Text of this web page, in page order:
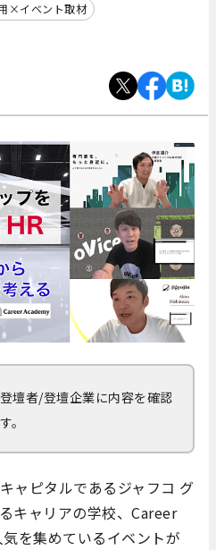
×イベント取材
壇者/登壇企業に内容を確認
。
ャピタルであるジャフコ グ
キャリアの学校、Career
を集めているイベントが